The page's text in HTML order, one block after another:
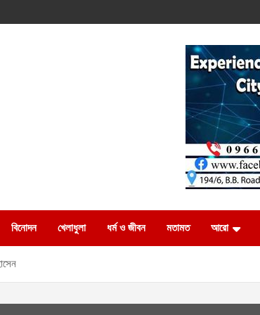
বিনোদন খেলাধুলা ধর্ম ও জীবন মতামত আরো